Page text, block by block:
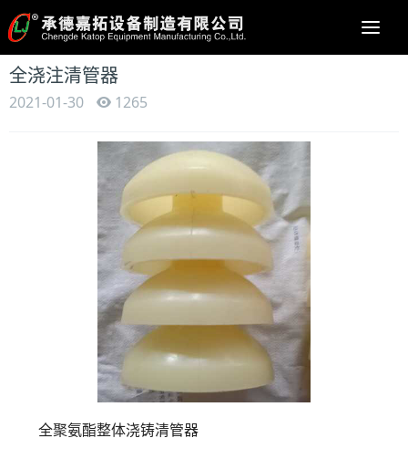
全浇注清管器
2021-01-30
1265
全聚氨酯整体浇铸清管器